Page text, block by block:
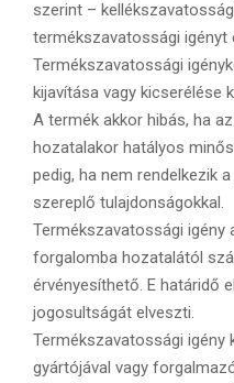
szerint –
termékszavatossági igényt
Termékszavatossági
kijavítása vagy kicserélése
A termék akkor hibás, ha
hozatalakor hatályos
pedig, ha nem rendelkezik
szereplő tulajdonságokkal.
Termékszavatossági igény
forgalomba hozatalától
érvényesíthető. E határidő
jogosultságát elveszti.
Termékszavatossági igény
gyártójával vagy